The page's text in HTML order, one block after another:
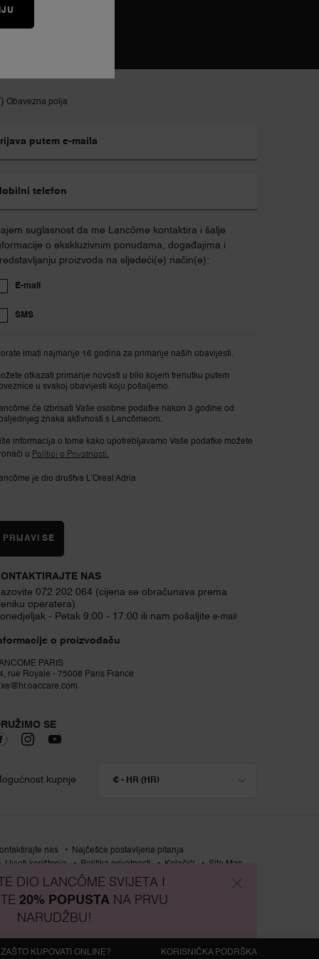
Obavezna polja
putem e-maila
telefon
suglasnost da me Lancôme kontaktira i šalje
o ekskluzivnim ponudama, događajima i
proizvoda na sljedeći(e) način(e):
E-mail
SMS
imati najmanje 16 godina za primanje naših obavijesti.
otkazati primanje novosti u bilo kojem trenutku putem
u svakoj obavijesti koju pošaljemo.
će izbrisati Vaše osobne podatke nakon 3 godine od
znaka aktivnosti s Lancômeom.
informacija o tome kako upotrebljavamo Vaše podatke možete
u Politici o Privatnosti.
je dio društva L’Oreal Adria
PRIJAVI SE
NAS
072 202 064 (cijena se obračunava prema
operatera)
- Petak 9:00 - 17:00 ili nam pošaljite e-mail
o proizvođaču
PARIS
rue Royale - 75008 Paris France
SE
kupnje € - HR (HR)
nas
Najčešće postavljena pitanja
Uvjeti korištenja
Politika privatnosti Kolačići
Site Map
Beauty Magazine
DIO LANCÔME SVIJETA I
20% POPUSTA NA PRVU
NARUDŽBU!
ZAŠTO KUPOVATI ONLINE? KORISNIČKA PODRŠKA